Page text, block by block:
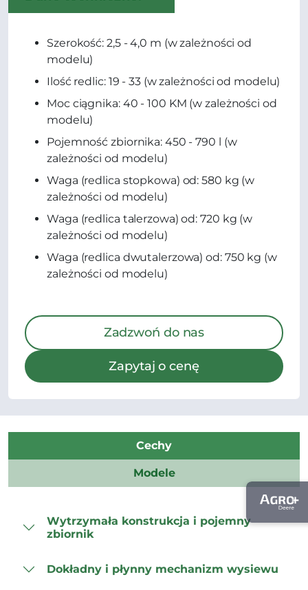
Szerokość: 2,5 - 4,0 m (w zależności od
modelu)
Ilość redlic: 19 - 33 (w zależności od modelu)
Moc ciągnika: 40 - 100 KM (w zależności od
modelu)
Pojemność zbiornika: 450 - 790 l (w
zależności od modelu)
Waga (redlica stopkowa) od: 580 kg (w
zależności od modelu)
Waga (redlica talerzowa) od: 720 kg (w
zależności od modelu)
Waga (redlica dwutalerzowa) od: 750 kg (w
zależności od modelu)
Zadzwoń do nas
Zapytaj o cenę
Cechy
Modele
Wytrzymała konstrukcja i pojemny
zbiornik
Dokładny i płynny mechanizm wysiewu